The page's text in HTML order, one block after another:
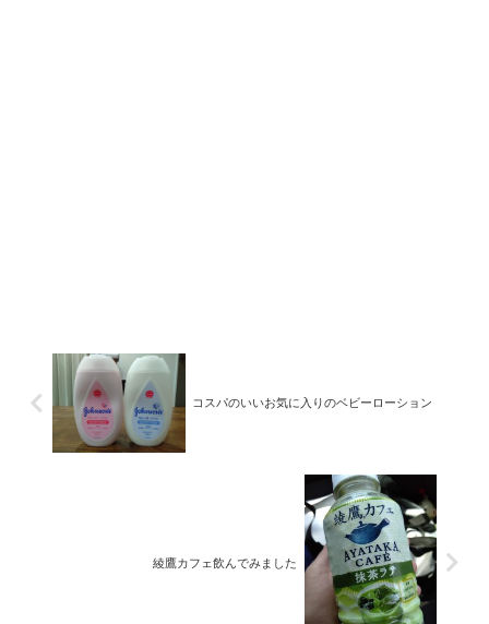
コスパのいいお気に入りのベビーローション
綾鷹カフェ飲んでみました